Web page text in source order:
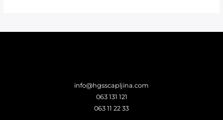
info@hgsscapljina.com
063 131 121
063 11 22 33